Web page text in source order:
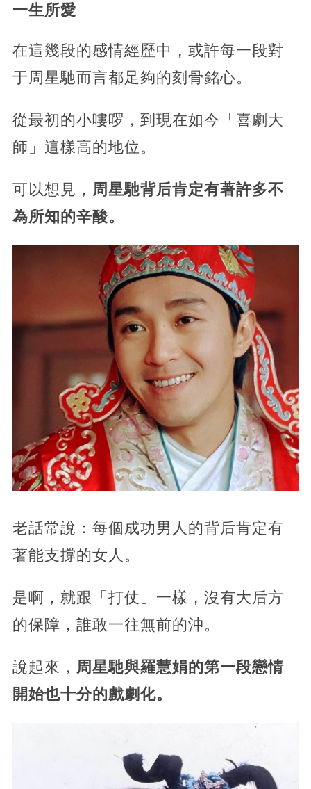
一生所愛
在這幾段的感情經歷中，或許每一段對
于周星馳而言都足夠的刻骨銘心。
從最初的小嘍啰，到現在如今「喜劇大
師」這樣高的地位。
可以想見， 周星馳背后肯定有著許多不
為所知的辛酸。
老話常說：每個成功男人的背后肯定有
著能支撐的女人。
是啊，就跟「打仗」一樣，沒有大后方
的保障，誰敢一往無前的沖。
說起來， 周星馳與羅慧娟的第一段戀情
開始也十分的戲劇化。